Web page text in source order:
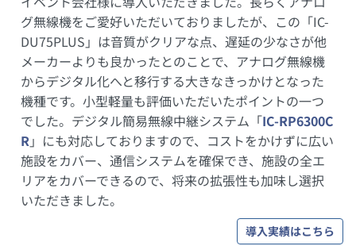
グ無線機をご愛好いただいておりましたが、この「IC-
DU75PLUS」は音質がクリアな点、遅延の少なさが他
メーカーよりも良かったとのことで、アナログ無線機
からデジタル化へと移行する大きなきっかけとなった
機種です。小型軽量も評価いただいたポイントの一つ
でした。デジタル簡易無線中継システム「IC-RP6300C
R」にも対応しておりますので、コストをかけずに広い
施設をカバー、通信システムを確保でき、施設の全エ
リアをカバーできるので、将来の拡張性も加味し選択
いただきました。
導入実績はこちら